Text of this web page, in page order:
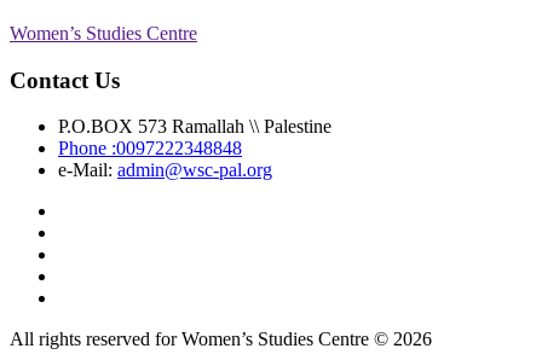
Women’s Studies Centre
Contact Us
P.O.BOX 573 Ramallah \\ Palestine
Phone :0097222348848
e-Mail: admin@wsc-pal.org
All rights reserved for Women’s Studies Centre © 2026